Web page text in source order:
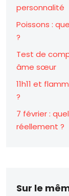
personnalité
Poissons :
?
Test de
âme sœur
11h11 et
?
7 février :
réellement ?
Sur le